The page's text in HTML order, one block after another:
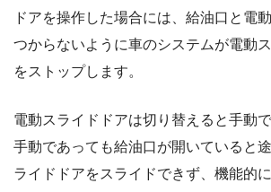
ドアを操作した場合には、給油口と電
つからないように車のシステムが電動
をストップします。
電動スライドドアは切り替えると手動
手動であっても給油口が開いていると
ライドドアをスライドできず、機能的